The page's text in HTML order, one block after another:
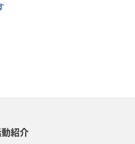
紹介